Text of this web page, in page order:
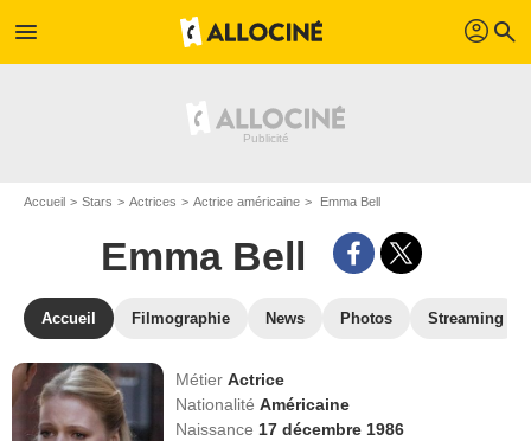
menu profil search
Accueil Stars Actrices Actrice américaine Emma Bell
Emma Bell
Accueil Filmographie News Photos Streaming
MétierActrice
NationalitéAméricaine
Naissance 17 décembre 1986